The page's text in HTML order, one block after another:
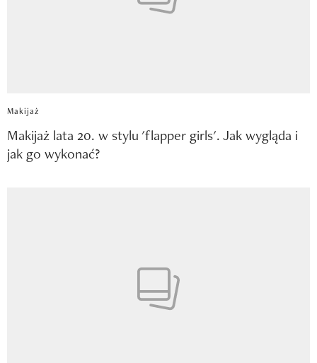
Makijaż
Makijaż lata 20. w stylu 'flapper girls'. Jak wygląda i
jak go wykonać?